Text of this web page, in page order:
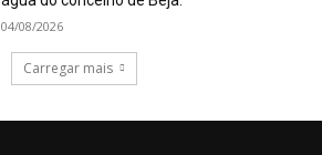
04/08/2026
Carregar mais